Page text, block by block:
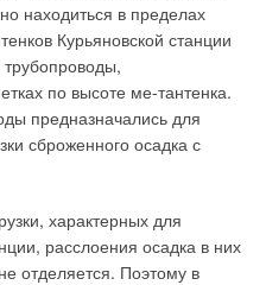
находиться в пределах
Курьяновской станции
по высоте ме-тантенка.
предназначались для
сброженного осадка с
характерных для
расслоения осадка в них
отделяется. Поэтому в